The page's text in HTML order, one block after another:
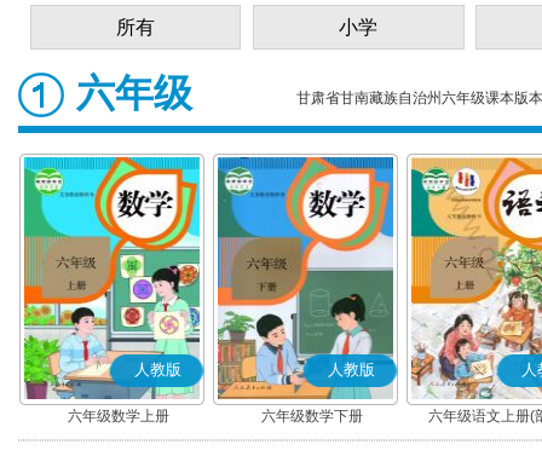
所有 小学
六年级 甘肃省甘南藏族自治州六年级课本版本
人教版
六年级数学上册
人教版
六年级数学下册
人
六年级语文上册(